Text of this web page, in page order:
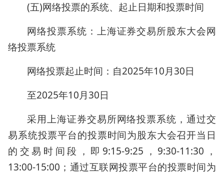
(五)网络投票的系统、起止日期和投票时间
网络投票系统：上海证券交易所股东大会网
络投票系统
网络投票起止时间：自2025年10月30日
至2025年10月30日
采用上海证券交易所网络投票系统，通过交
易系统投票平台的投票时间为股东大会召开当日
的交易时间段，即9:15-9:25，9:30-11:30，
13:00-15:00；通过互联网投票平台的投票时间为